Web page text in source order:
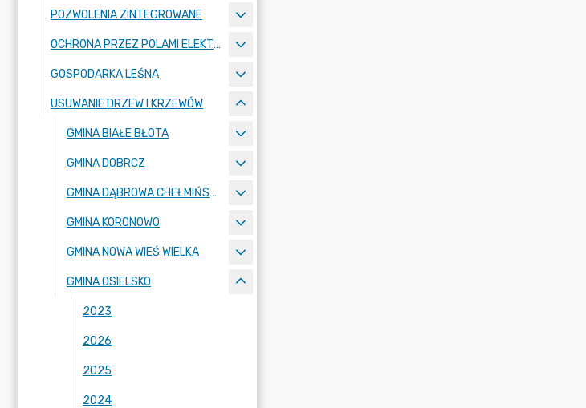
POZWOLENIA ZINTEGROWANE
OCHRONA PRZEZ POLAMI ELEKTROMAGNETYCZNYMI
GOSPODARKA LEŚNA
USUWANIE DRZEW I KRZEWÓW
GMINA BIAŁE BŁOTA
GMINA DOBRCZ
GMINA DĄBROWA CHEŁMIŃSKA
GMINA KORONOWO
GMINA NOWA WIEŚ WIELKA
GMINA OSIELSKO
2023
2026
2025
2024